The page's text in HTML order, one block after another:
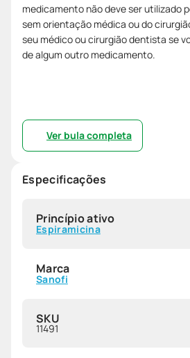
medicamento não deve ser utilizado
sem orientação médica ou do
seu médico ou cirurgião dentista se
de algum outro medicamento.
Ver bula completa
Especificações
Princípio ativo
Espiramicina
Marca
Sanofi
SKU
11491